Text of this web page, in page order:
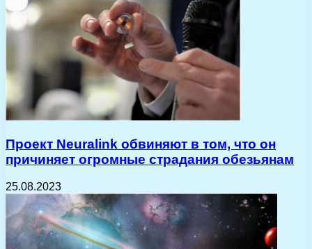
Проект Neuralink обвиняют в том, что он
причиняет огромные страдания обезьянам
25.08.2023